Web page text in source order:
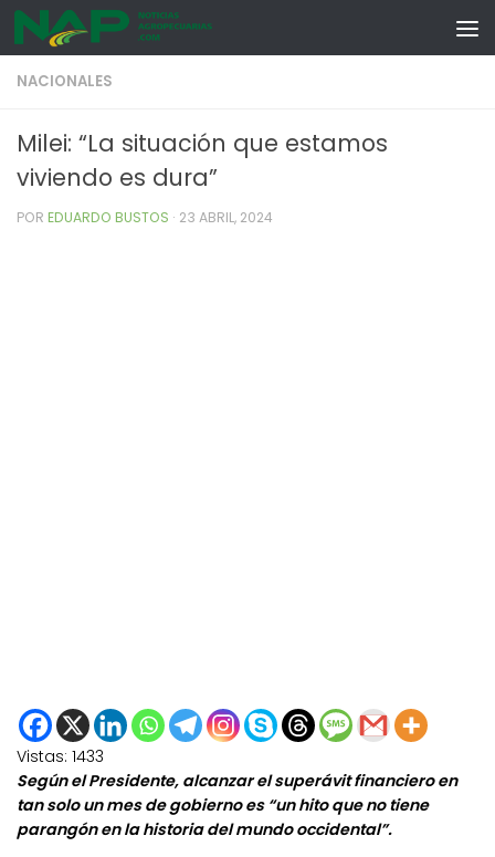
Skip to content
NACIONALES
Milei: “La situación que estamos
viviendo es dura”
POR EDUARDO BUSTOS · 23 ABRIL, 2024
Vistas: 1433
Según el Presidente, alcanzar el superávit financiero en
tan solo un mes de gobierno es “un hito que no tiene
parangón en la historia del mundo occidental”.